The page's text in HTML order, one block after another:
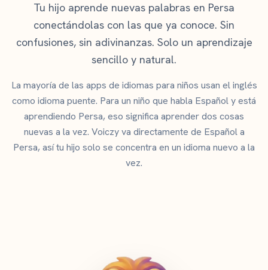
Tu hijo aprende nuevas palabras en Persa
conectándolas con las que ya conoce. Sin
confusiones, sin adivinanzas. Solo un aprendizaje
sencillo y natural.
La mayoría de las apps de idiomas para niños usan el inglés
como idioma puente. Para un niño que habla Español y está
aprendiendo Persa, eso significa aprender dos cosas
nuevas a la vez. Voiczy va directamente de Español a
Persa, así tu hijo solo se concentra en un idioma nuevo a la
vez.